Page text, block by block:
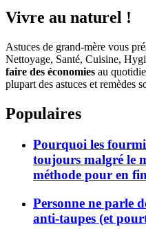
Vivre au naturel !
Astuces de grand-mère vous
Nettoyage, Santé, Cuisine,
faire des économies au
plupart des astuces et remèdes
Populaires
Pourquoi les
toujours malgré le
méthode pour en
Personne ne parle
anti-taupes (et